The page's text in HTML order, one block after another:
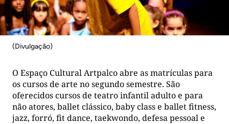
(Divulgação)
O Espaço Cultural Artpalco abre as matrículas para
os cursos de arte no segundo semestre. São
oferecidos cursos de teatro infantil adulto e para
não atores, ballet clássico, baby class e ballet fitness,
jazz, forró, fit dance, taekwondo, defesa pessoal e